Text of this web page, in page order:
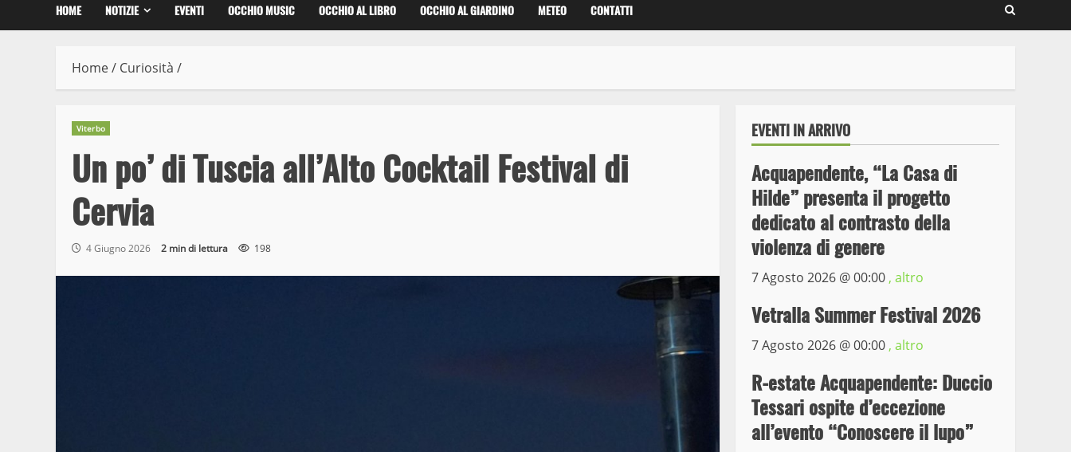
HOME NOTIZIE EVENTI OCCHIO MUSIC OCCHIO AL LIBRO OCCHIO AL GIARDINO METEO CONTATTI
Home/ Curiosità /
Viterbo
Un po’ di Tuscia all’Alto Cocktail Festival di
Cervia
4 Giugno 2026 2 min di lettura 198
EVENTI IN ARRIVO
Acquapendente, “La Casa di
Hilde” presenta il progetto
dedicato al contrasto della
violenza di genere
7 Agosto 2026 @00:00 , altro
Vetralla Summer Festival 2026
7 Agosto 2026 @00:00 , altro
R-estate Acquapendente: Duccio
Tessari ospite d’eccezione
all’evento “Conoscere il lupo”
3
Wiplanet Baseball supera
9 Maggio 2023
4
La Polizia di Stato arresta
il ladro seriale delle auto
in sosta a Viterbo
10 Maggio 2023